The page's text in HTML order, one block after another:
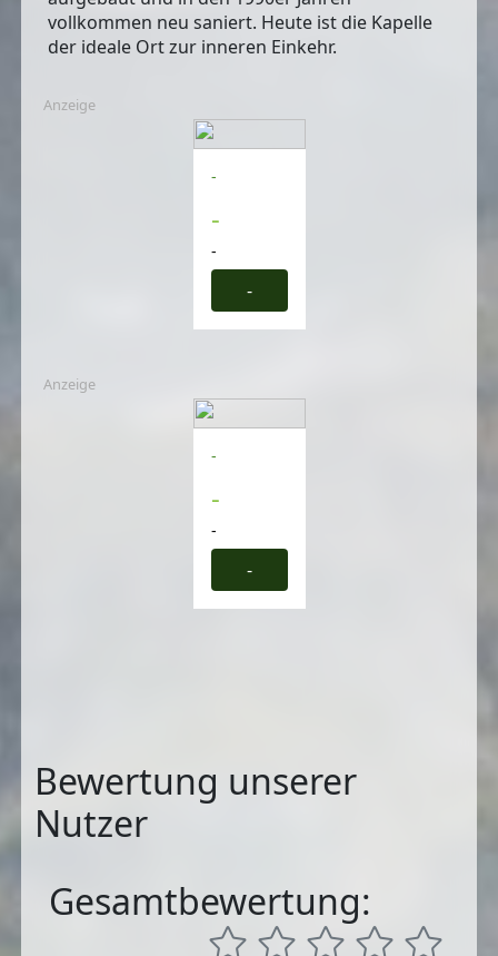
vollkommen neu saniert. Heute ist die Kapelle
der ideale Ort zur inneren Einkehr.
Anzeige
-
-
-
-
Anzeige
-
-
-
-
Bewertung unserer
Nutzer
Gesamtbewertung: